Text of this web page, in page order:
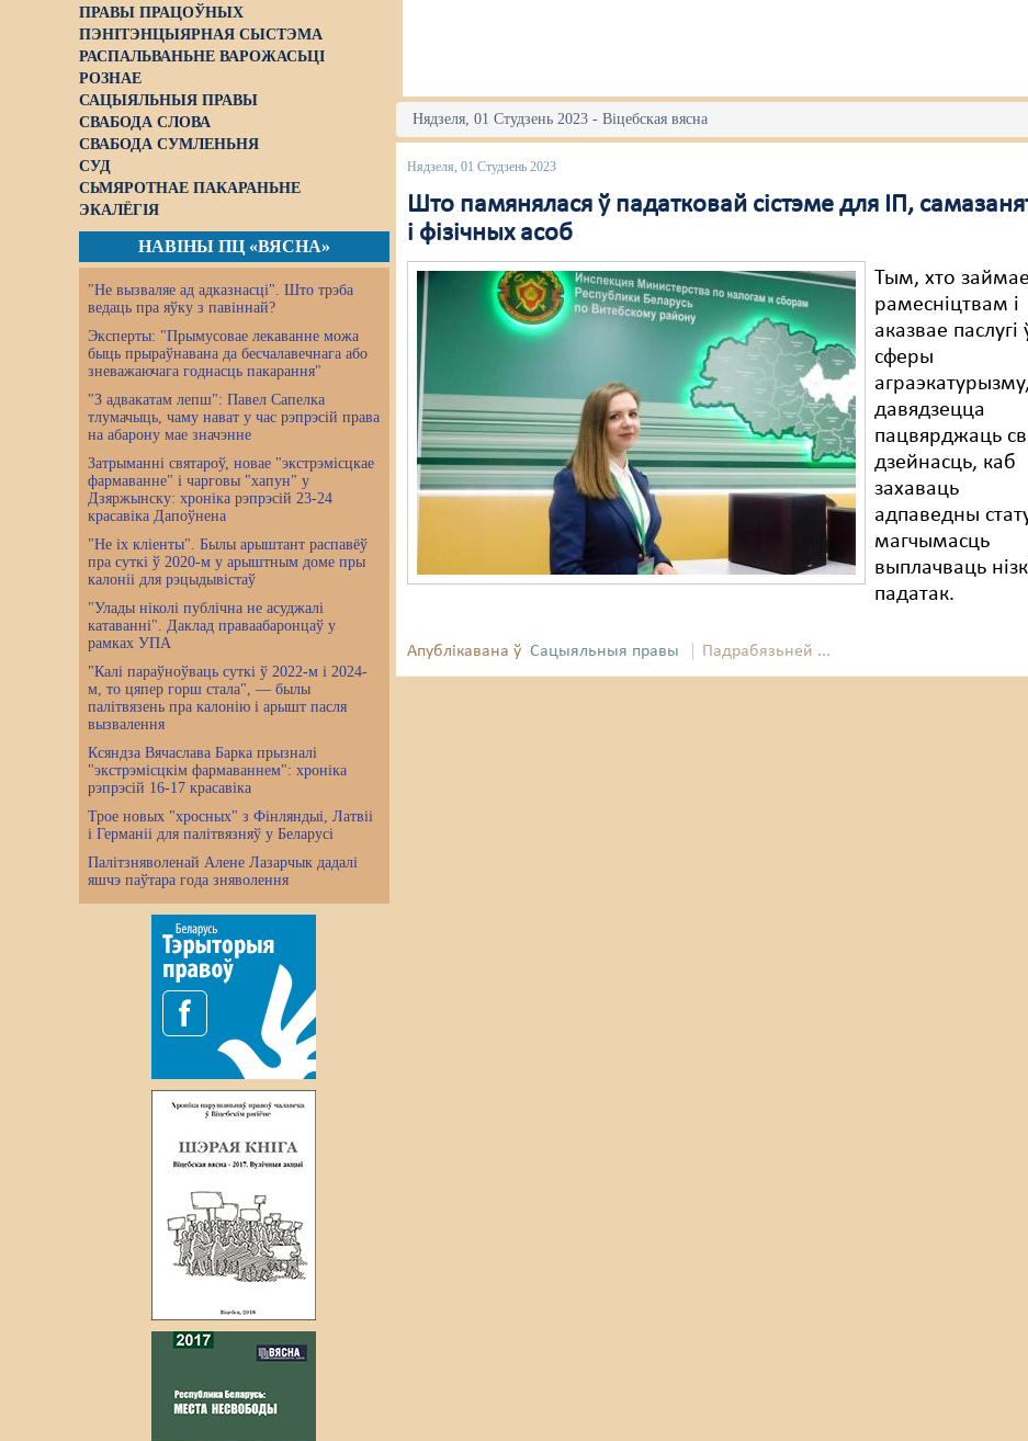
ПРАВЫ ПРАЦОЎНЫХ
ПЭНІТЭНЦЫЯРНАЯ СЫСТЭМА
РАСПАЛЬВАНЬНЕ ВАРОЖАСЬЦІ
РОЗНАЕ
САЦЫЯЛЬНЫЯ ПРАВЫ
СВАБОДА СЛОВА
СВАБОДА СУМЛЕНЬНЯ
СУД
СЬМЯРОТНАЕ ПАКАРАНЬНЕ
ЭКАЛЁГІЯ
НАВІНЫ ПЦ «ВЯСНА»
"Не вызваляе ад адказнасці". Што трэба
ведаць пра яўку з павіннай?
Эксперты: "Прымусовае лекаванне можа
быць прыраўнавана да бесчалавечнага або
зневажаючага годнасць пакарання"
"З адвакатам лепш": Павел Сапелка
тлумачыць, чаму нават у час рэпрэсій права
на абарону мае значэнне
Затрыманні святароў, новае "экстрэмісцкае
фармаванне" і чарговы "хапун" у
Дзяржынску: хроніка рэпрэсій 23-24
красавіка Дапоўнена
"Не іх кліенты". Былы арыштант распавёў
пра суткі ў 2020-м у арыштным доме пры
калоніі для рэцыдывістаў
"Улады ніколі публічна не асуджалі
катаванні". Даклад праваабаронцаў у
рамках УПА
"Калі параўноўваць суткі ў 2022-м і 2024-
м, то цяпер горш стала", — былы
палітвязень пра калонію і арышт пасля
вызвалення
Ксяндза Вячаслава Барка прызналі
"экстрэмісцкім фармаваннем": хроніка
рэпрэсій 16-17 красавіка
Трое новых "хросных" з Фінляндыі, Латвіі
і Германіі для палітвязняў у Беларусі
Палітзняволенай Алене Лазарчык дадалі
яшчэ паўтара года зняволення
Нядзеля, 01 Студзень 2023 - Віцебская вясна
Нядзеля, 01 Студзень 2023
Што памянялася ў падатковай сістэме для ІП,
і фізічных асоб
Тым, хто
рамесніцтвам і
аказвае паслугі
сферы
аграэкатурызму,
давядзецца
пацвярджаць
дзейнасць, каб
захаваць
адпаведны
магчымасць
выплачваць
падатак.
Апублікавана ў Сацыяльныя правы Падрабязьней ...